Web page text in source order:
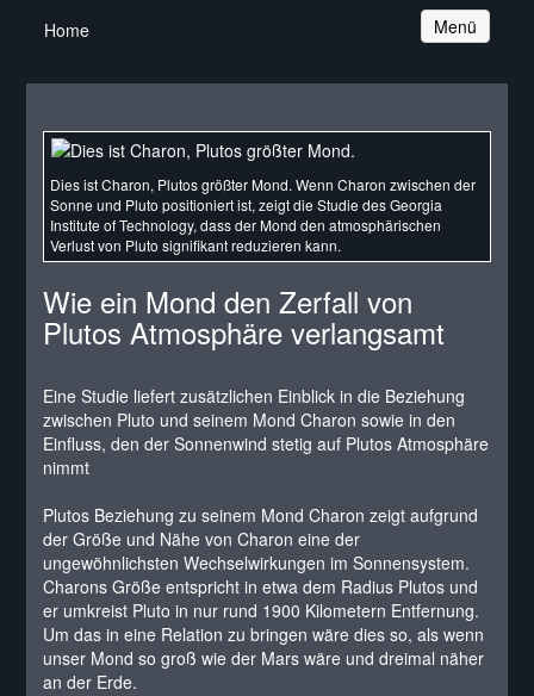
Navigation
Menü
Home
Dies ist Charon, Plutos größter Mond. Wenn Charon zwischen der
Sonne und Pluto positioniert ist, zeigt die Studie des Georgia
Institute of Technology, dass der Mond den atmosphärischen
Verlust von Pluto signifikant reduzieren kann.
Wie ein Mond den Zerfall von
Plutos Atmosphäre verlangsamt
Eine Studie liefert zusätzlichen Einblick in die Beziehung
zwischen Pluto und seinem Mond Charon sowie in den
Einfluss, den der Sonnenwind stetig auf Plutos Atmosphäre
nimmt
Plutos Beziehung zu seinem Mond Charon zeigt aufgrund
der Größe und Nähe von Charon eine der
ungewöhnlichsten Wechselwirkungen im Sonnensystem.
Charons Größe entspricht in etwa dem Radius Plutos und
er umkreist Pluto in nur rund 1900 Kilometern Entfernung.
Um das in eine Relation zu bringen wäre dies so, als wenn
unser Mond so groß wie der Mars wäre und dreimal näher
an der Erde.